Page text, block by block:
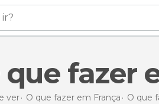
que fazer
ver O que fazer em França O que